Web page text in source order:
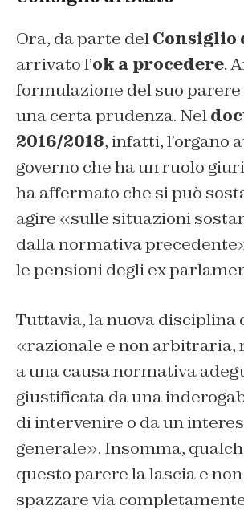
Ora, da parte delConsiglio
arrivato l’ok a procedere.
formulazione del suo parere
una certa prudenza. Nel
2016/2018, infatti, l’organo
governo che ha un ruolo
ha affermato che si può
agire «sulle situazioni
dalla normativa
le pensioni degli ex
Tuttavia, la nuova disciplina
«razionale e non arbitraria,
a una causa normativa
giustificata da una
di intervenire o da un
generale». Insomma,
questo parere la lascia e
spazzare via